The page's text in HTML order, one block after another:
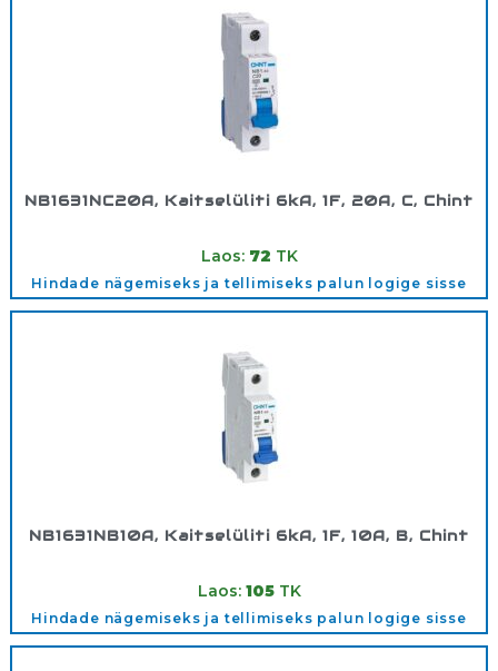
NB1631NC20A, Kaitselüliti 6kA, 1F, 20A, C, Chint
Laos: 72 TK
Hindade nägemiseks ja tellimiseks palun logige sisse
NB1631NB10A, Kaitselüliti 6kA, 1F, 10A, B, Chint
Laos: 105TK
Hindade nägemiseks ja tellimiseks palun logige sisse